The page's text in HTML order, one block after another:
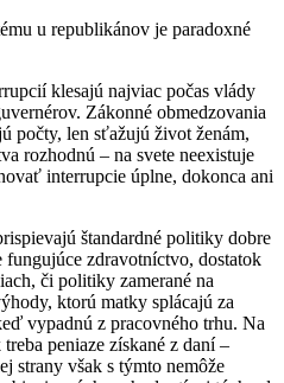
u republikánov je paradoxné
klesajú najviac počas vlády
Zákonné obmedzovania
počty, len sťažujú život ženám,
rozhodnú – na svete neexistuje
interrupcie úplne, dokonca ani
štandardné politiky dobre
fungujúce zdravotníctvo, dostatok
či politiky zamerané na
ktorú matky splácajú za
vypadnú z pracovného trhu. Na
peniaze získané z daní –
strany však s týmto nemôže